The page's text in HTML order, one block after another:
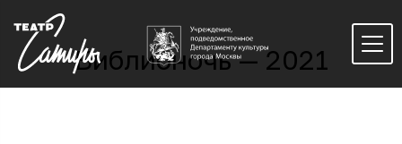
Библионочь — 2021